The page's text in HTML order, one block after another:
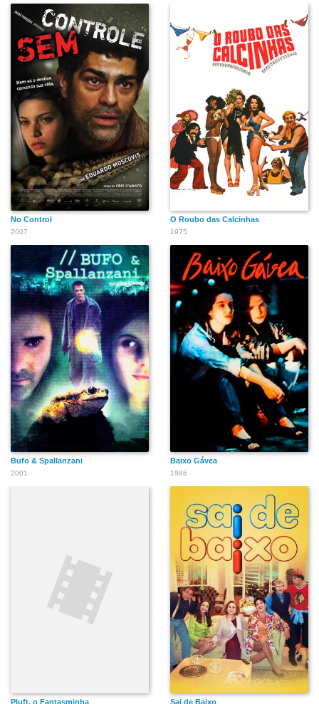
No Control
2007
O Roubo das Calcinhas
1975
Bufo & Spallanzani
2001
Baixo Gávea
1986
Pluft, o Fantasminha Sai de Baixo